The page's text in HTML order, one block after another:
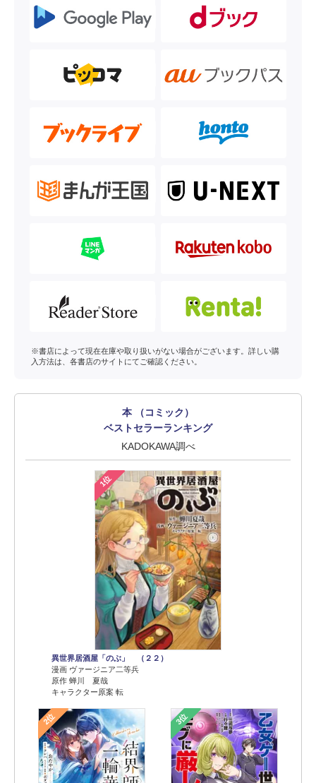
※書店によって現在在庫や取り扱いがない場合がございます。詳しい購
入方法は、各書店のサイトにてご確認ください。
本 （コミック）
ベストセラーランキング
KADOKAWA調べ
1位
異世界居酒屋「のぶ」 （２２）
漫画 ヴァージニア二等兵
原作 蝉川 夏哉
キャラクター原案 転
2位 3位